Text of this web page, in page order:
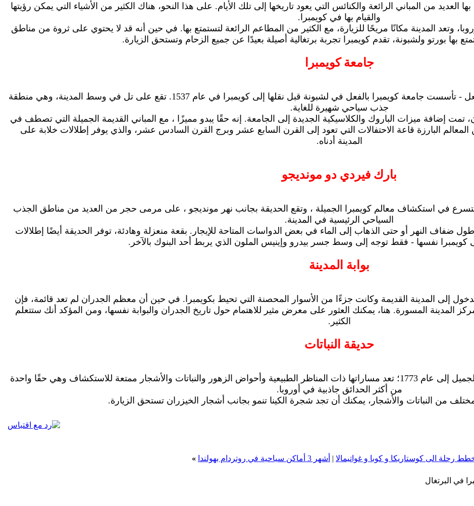
من المباني الرائعة والكنائس التي يعود تاريخها إلى تلك الأيام. على هذا النحو، هناك الكثير من الأشياء التي يمكن رؤيتها
والقيام بها في كويمبرا.
وتعد المدينة مكانًا مريحًا للزيارة، مع الكثير من المطاعم الرائعة لتستمتع بها. في حين أنه قد لا يحتوي على ثروة من مناطق
بها بورتو ولشبونة، تقدم كويمبرا تجربة برتغالية أصيلة بعيدًا عن جميع الزحام وتستحق الزيارة.
جامعة كويمبرا
واحدة من أقدم الجامعات في أوروبا - وفي العالم بالفعل - تأسست جامعة كويمبرا بالفعل في لشبونة قبل نقلها إلى كويمبرا في عام 1537. تقع على تل في وسط المدينة، وهي منطقة
جذب سياحي شهيرة للغاية.
ميزات الباروك والكلاسيكية الجديدة إلى الجامعة. إنه حقًا يبدو مميزًا ، مع المباني القديمة الجميلة التي تصطف في
البارزة قاعة الاحتفالات التي تعود إلى القرن السابع عشر وبرج القرن السادس عشر، والذي يوفر إطلالات خلابة على
المدينة أدناه.
بارك فيردي دو مونديجو
التسرع في استكشاف معالم كويمبرا الجميلة ، وتقع الحديقة بجانب نهر مونديجو ، على مرمى حجر من العديد من مناطق الجذب
السياحي الرئيسية في المدينة.
ضفاف النهر أو حتى الذهاب إلى الماء في بعض الدواسات المتاحة للإيجار. بقعة منعزلة وهادئة، توفر الحديقة أيضًا إطلالات
كويمبرا نفسها - فقط توجه إلى وسط جسر بيدرو وإينيس الملون الذي يربط أحد البنوك بالآخر.
بوابة المدينة
إلى المدينة القديمة وكانت جزءًا من الأسوار المحصنة التي تحيط بكويمبرا. في حين أن معظم الجدران لم تعد قائمة، فإن
المدينة المسورة. هنا، يمكنك العثور على معرض مثير للاهتمام حول تاريخ الجدران والبوابة نفسها، ومن المؤكد أنك ستتعلم
الكثير.
حديقة النباتات
أكبر حديقة نباتية في البرتغال، يعود تاريخ هذا الموقع الجميل إلى عام 1773؛ تعد مساراتها ذات المناظر الطبيعية وأحواض الزهور والنباتات والأشجار ممتعة للاستكشاف وهي حقًا واحدة
من أكثر الحدائق جاذبية في أوروبا.
رحلة الى كوستاريكا و كوبا و غواتيمالا | أشهر 3 أماكن سياحية في روتردام بهولندا »
في البرتغال